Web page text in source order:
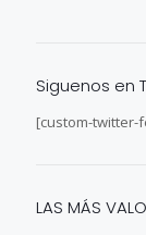
Siguenos en
[custom-twitter-
LAS MÁS